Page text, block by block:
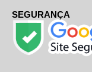
SEGURANÇA